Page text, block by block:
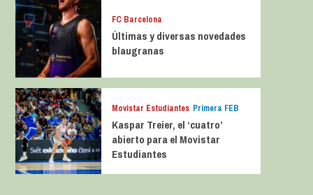
FC Barcelona
Últimas y diversas novedades
blaugranas
Movistar Estudiantes Primera FEB
Kaspar Treier, el ‘cuatro’
abierto para el Movistar
Estudiantes